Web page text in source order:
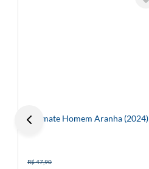
Ultimate Homem Aranha (2024)
R$ 47,90